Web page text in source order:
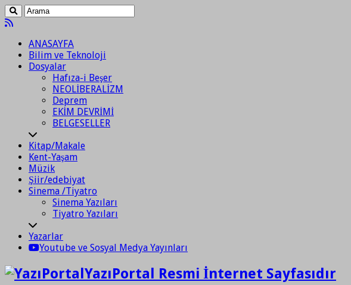
ANASAYFA
Bilim ve Teknoloji
Dosyalar
Hafıza-i Beşer
NEOLİBERALİZM
Deprem
EKİM DEVRİMİ
BELGESELLER
Kitap/Makale
Kent-Yaşam
Müzik
Şiir/edebiyat
Sinema /Tiyatro
Sinema Yazıları
Tiyatro Yazıları
Yazarlar
Youtube ve Sosyal Medya Yayınları
YazıPortal Resmi İnternet Sayfasıdır